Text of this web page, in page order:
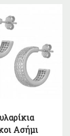
Ασήμι